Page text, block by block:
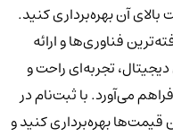
آن بهره‌برداری کنید.
فناوری‌ها و ارائه
تجربه‌ای راحت و
می‌آورد. با ثبت‌نام در
بهره‌برداری کنید و